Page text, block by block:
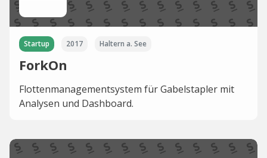
Startup 2017 Haltern a. See
ForkOn
Flottenmanagementsystem für Gabelstapler mit
Analysen und Dashboard.